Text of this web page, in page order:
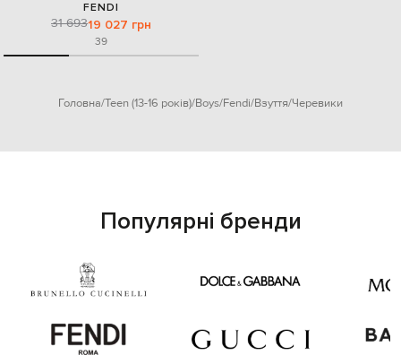
FENDI
31 69319 027 грн
39
Головна Teen (13-16 років) Boys Fendi Взуття Черевики
Популярні бренди